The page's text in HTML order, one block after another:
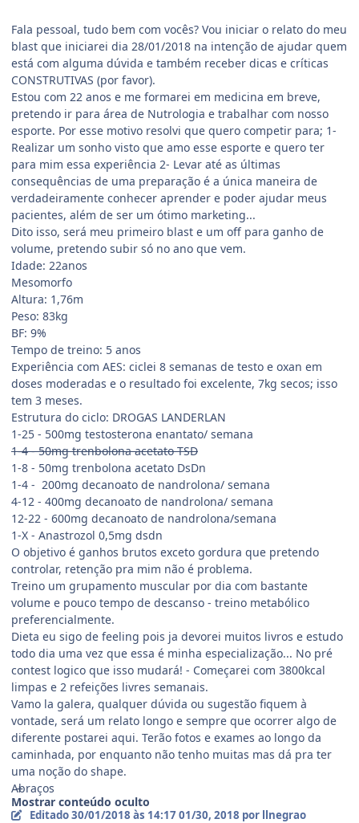
Fala pessoal, tudo bem com vocês? Vou iniciar o relato do meu
blast que iniciarei dia 28/01/2018 na intenção de ajudar quem
está com alguma dúvida e também receber dicas e críticas
CONSTRUTIVAS (por favor).
Estou com 22 anos e me formarei em medicina em breve,
pretendo ir para área de Nutrologia e trabalhar com nosso
esporte. Por esse motivo resolvi que quero competir para; 1-
Realizar um sonho visto que amo esse esporte e quero ter
para mim essa experiência 2- Levar até as últimas
consequências de uma preparação é a única maneira de
verdadeiramente conhecer aprender e poder ajudar meus
pacientes, além de ser um ótimo marketing...
Dito isso, será meu primeiro blast e um off para ganho de
volume, pretendo subir só no ano que vem.
Idade: 22anos
Mesomorfo
Altura: 1,76m
Peso: 83kg
BF: 9%
Tempo de treino: 5 anos
Experiência com AES: ciclei 8 semanas de testo e oxan em
doses moderadas e o resultado foi excelente, 7kg secos; isso
tem 3 meses.
Estrutura do ciclo: DROGAS LANDERLAN
1-25 - 500mg testosterona enantato/ semana
1-4 - 50mg trenbolona acetato TSD
1-8 - 50mg trenbolona acetato DsDn
1-4 - 200mg decanoato de nandrolona/ semana
4-12 - 400mg decanoato de nandrolona/ semana
12-22 - 600mg decanoato de nandrolona/semana
1-X - Anastrozol 0,5mg dsdn
O objetivo é ganhos brutos exceto gordura que pretendo
controlar, retenção pra mim não é problema.
Treino um grupamento muscular por dia com bastante
volume e pouco tempo de descanso - treino metabólico
preferencialmente.
Dieta eu sigo de feeling pois ja devorei muitos livros e estudo
todo dia uma vez que essa é minha especialização... No pré
contest logico que isso mudará! - Começarei com 3800kcal
limpas e 2 refeições livres semanais.
Vamo la galera, qualquer dúvida ou sugestão fiquem à
vontade, será um relato longo e sempre que ocorrer algo de
diferente postarei aqui. Terão fotos e exames ao longo da
caminhada, por enquanto não tenho muitas mas dá pra ter
uma noção do shape.
Abraços
Mostrar conteúdo oculto
Editado30/01/2018 às 14:1701/30, 2018 por llnegrao